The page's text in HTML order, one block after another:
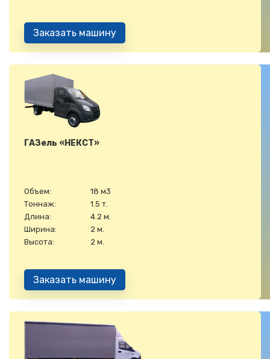
Заказать машину
ГАЗель «НЕКСТ»
Объем:
18 м3
Тоннаж:
1.5 т.
Длина:
4.2 м.
Ширина:
2 м.
Высота:
2 м.
Заказать машину